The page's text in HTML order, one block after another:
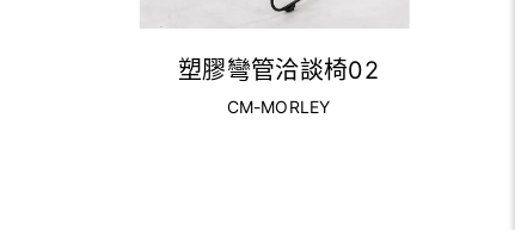
塑膠彎管洽談椅02
CM-MORLEY